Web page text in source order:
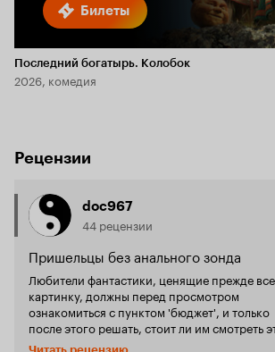
Билеты
Последний богатырь. Колобок
2026, комедия
Рецензии
doc967
44 рецензии
Пришельцы без анального зонда
Любители фантастики, ценящие прежде
картинку, должны перед просмотром
ознакомиться с пунктом 'бюджет', и только
после этого решать, стоит ли им смотреть
фильм. В кино, снятом за пять канадских